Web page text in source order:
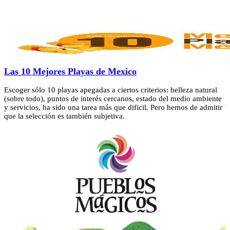
Las 10 Mejores Playas de Mexico
Escoger sólo 10 playas apegadas a ciertos criterios: belleza natural
(sobre todo), puntos de interés cercanos, estado del medio ambiente
y servicios, ha sido una tarea más que dificil. Pero hemos de admitir
que la selección es también subjetiva.